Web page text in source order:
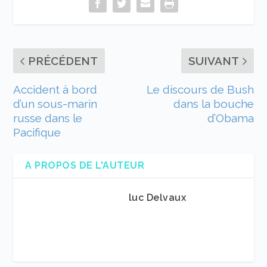
PRÉCÉDENT
Accident à bord
d’un sous-marin
russe dans le
Pacifique
SUIVANT
Le discours de Bush
dans la bouche
d’Obama
A PROPOS DE L'AUTEUR
luc Delvaux